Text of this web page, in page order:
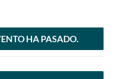
HA PASADO.